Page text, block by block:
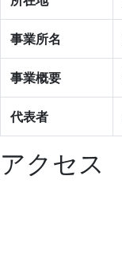
事業所名
事業概要
代表者
アクセス